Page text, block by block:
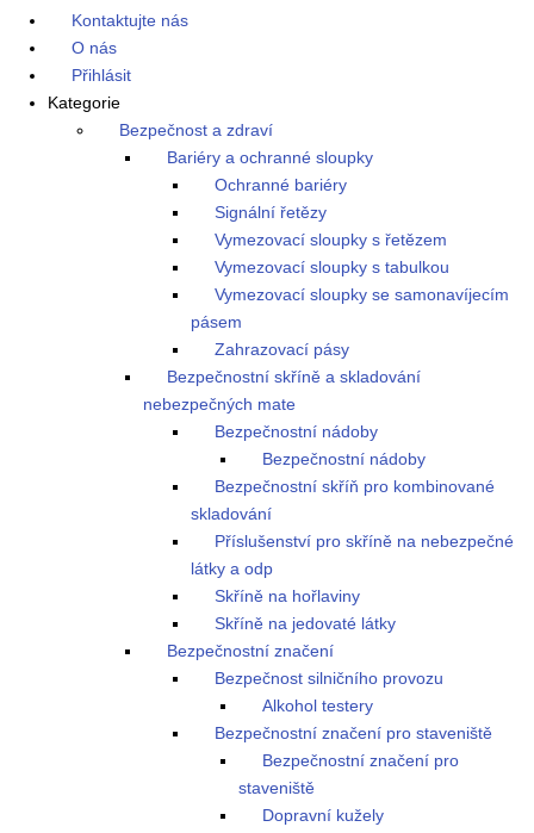
Kontaktujte nás
O nás
Přihlásit
Kategorie
Bezpečnost a zdraví
Bariéry a ochranné sloupky
Ochranné bariéry
Signální řetězy
Vymezovací sloupky s řetězem
Vymezovací sloupky s tabulkou
Vymezovací sloupky se samonavíjecím
pásem
Zahrazovací pásy
Bezpečnostní skříně a skladování
nebezpečných mate
Bezpečnostní nádoby
Bezpečnostní nádoby
Bezpečnostní skříň pro kombinované
skladování
Příslušenství pro skříně na nebezpečné
látky a odp
Skříně na hořlaviny
Skříně na jedovaté látky
Bezpečnostní značení
Bezpečnost silničního provozu
Alkohol testery
Bezpečnostní značení pro staveniště
Bezpečnostní značení pro
staveniště
Dopravní kužely